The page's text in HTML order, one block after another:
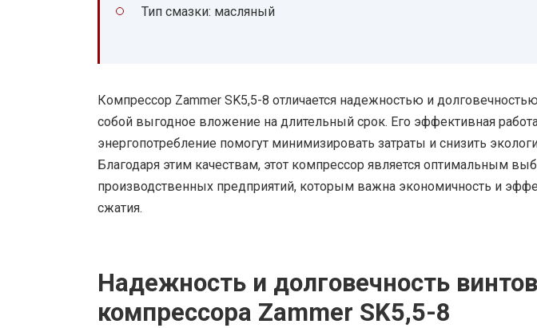
Тип смазки: масляный
Компрессор Zammer SK5,5-8 отличается надежностью и
собой выгодное вложение на длительный срок. Его эффективная
энергопотребление помогут минимизировать затраты и снизить
Благодаря этим качествам, этот компрессор является оптимальным
производственных предприятий, которым важна экономичность и
сжатия.
Надежность и долговечность
компрессора Zammer SK5,5-8